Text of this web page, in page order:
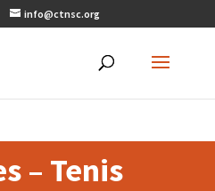
info@ctnsc.org
– Tenis